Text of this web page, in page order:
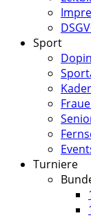
Sport
Kader
Turniere